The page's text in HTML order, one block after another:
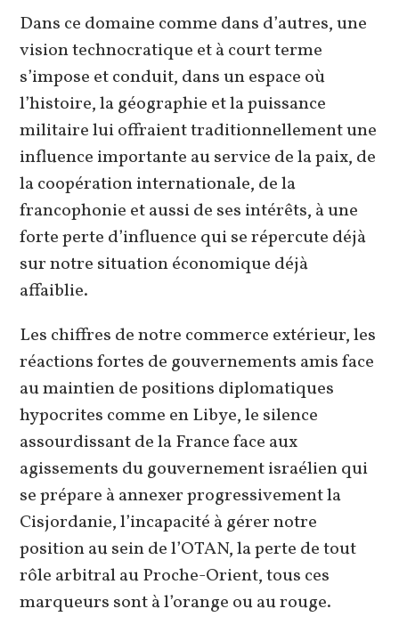
Dans ce domaine comme dans d’autres, une
vision technocratique et à court terme
s’impose et conduit, dans un espace où
l’histoire, la géographie et la puissance
militaire lui offraient traditionnellement une
influence importante au service de la paix, de
la coopération internationale, de la
francophonie et aussi de ses intérêts, à une
forte perte d’influence qui se répercute déjà
sur notre situation économique déjà
affaiblie.
Les chiffres de notre commerce extérieur, les
réactions fortes de gouvernements amis face
au maintien de positions diplomatiques
hypocrites comme en Libye, le silence
assourdissant de la France face aux
agissements du gouvernement israélien qui
se prépare à annexer progressivement la
Cisjordanie, l’incapacité à gérer notre
position au sein de l’OTAN, la perte de tout
rôle arbitral au Proche-Orient, tous ces
marqueurs sont à l’orange ou au rouge.